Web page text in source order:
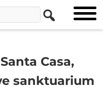
Casa,
sanktuarium